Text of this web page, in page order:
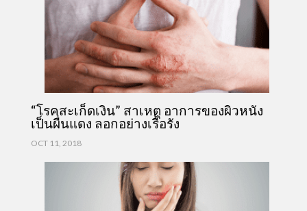
“โรคสะเก็ดเงิน” สาเหตุ อาการของผิวหนัง
เป็นผื่นแดง ลอกอย่างเรื้อรัง
OCT 11, 2018